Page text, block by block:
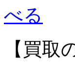
【買取